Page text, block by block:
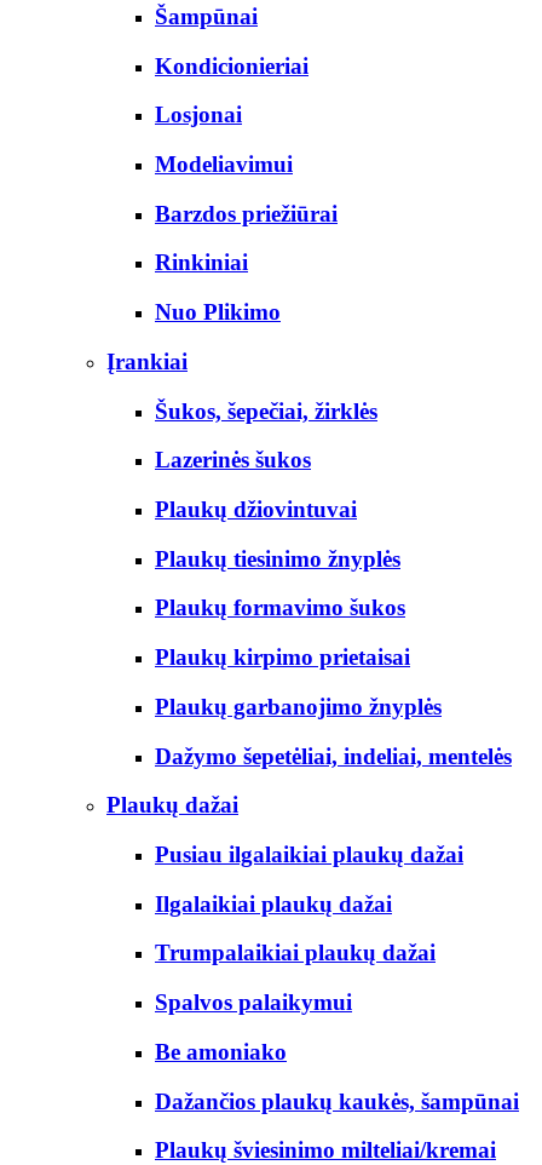
Šampūnai
Kondicionieriai
Losjonai
Modeliavimui
Barzdos priežiūrai
Rinkiniai
Nuo Plikimo
Įrankiai
Šukos, šepečiai, žirklės
Lazerinės šukos
Plaukų džiovintuvai
Plaukų tiesinimo žnyplės
Plaukų formavimo šukos
Plaukų kirpimo prietaisai
Plaukų garbanojimo žnyplės
Dažymo šepetėliai, indeliai, mentelės
Plaukų dažai
Pusiau ilgalaikiai plaukų dažai
Ilgalaikiai plaukų dažai
Trumpalaikiai plaukų dažai
Spalvos palaikymui
Be amoniako
Dažančios plaukų kaukės, šampūnai
Plaukų šviesinimo milteliai/kremai